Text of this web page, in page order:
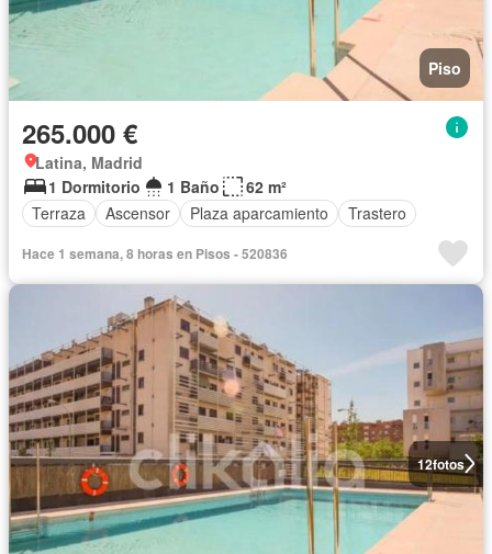
Piso
265.000 €
Latina, Madrid
1 Dormitorio
1 Baño
62 m²
Terraza
Ascensor Plaza aparcamiento Trastero
Hace 1 semana, 8 horas en Pisos - 520836
12fotos